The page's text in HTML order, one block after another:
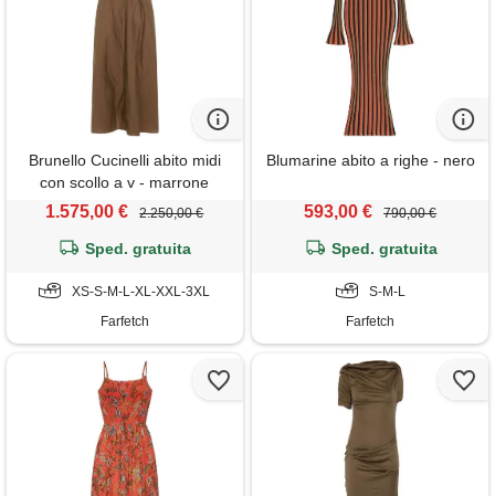
Brunello Cucinelli abito midi
con scollo a v - marrone
1.575,00 € 2.250,00 €
Sped. gratuita
XS-S-M-L-XL-XXL-3XL
Farfetch
Blumarine abito a righe - nero
593,00 € 790,00 €
Sped. gratuita
S-M-L
Farfetch